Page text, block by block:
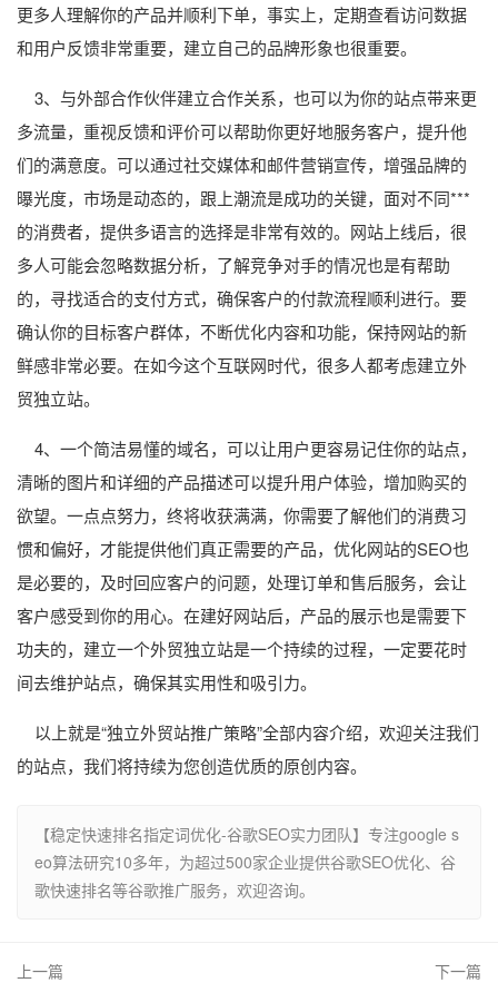
更多人理解你的产品并顺利下单，事实上，定期查看访问数据
和用户反馈非常重要，建立自己的品牌形象也很重要。
3、与外部合作伙伴建立合作关系，也可以为你的站点带来更
多流量，重视反馈和评价可以帮助你更好地服务客户，提升他
们的满意度。可以通过社交媒体和邮件营销宣传，增强品牌的
曝光度，市场是动态的，跟上潮流是成功的关键，面对不同***
的消费者，提供多语言的选择是非常有效的。网站上线后，很
多人可能会忽略数据分析，了解竞争对手的情况也是有帮助
的，寻找适合的支付方式，确保客户的付款流程顺利进行。要
确认你的目标客户群体，不断优化内容和功能，保持网站的新
鲜感非常必要。在如今这个互联网时代，很多人都考虑建立外
贸独立站。
4、一个简洁易懂的域名，可以让用户更容易记住你的站点，
清晰的图片和详细的产品描述可以提升用户体验，增加购买的
欲望。一点点努力，终将收获满满，你需要了解他们的消费习
惯和偏好，才能提供他们真正需要的产品，优化网站的SEO也
是必要的，及时回应客户的问题，处理订单和售后服务，会让
客户感受到你的用心。在建好网站后，产品的展示也是需要下
功夫的，建立一个外贸独立站是一个持续的过程，一定要花时
间去维护站点，确保其实用性和吸引力。
以上就是“独立外贸站推广策略”全部内容介绍，欢迎关注我们
的站点，我们将持续为您创造优质的原创内容。
【稳定快速排名指定词优化-谷歌SEO实力团队】专注google s
eo算法研究10多年，为超过500家企业提供谷歌SEO优化、谷
歌快速排名等谷歌推广服务，欢迎咨询。
上一篇
下一篇